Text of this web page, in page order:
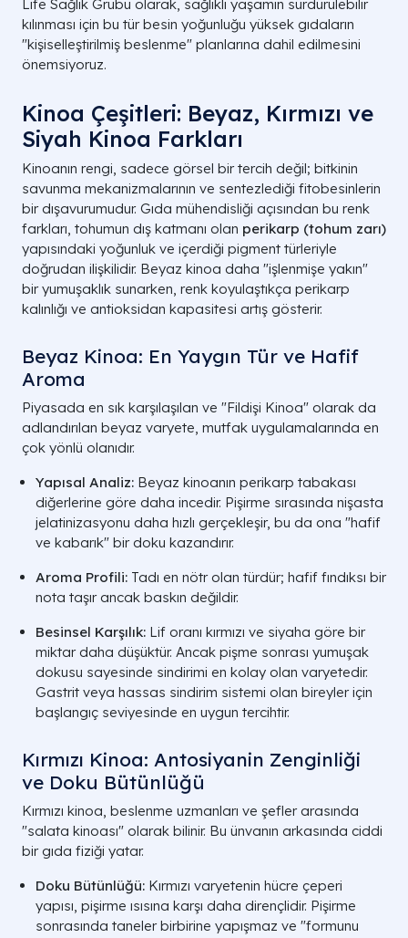
Besin Parametresi Değer (100g)
Enerji (Kalori) 120 kcal
Toplam Protein
Diyet Lifi 2.8 g
Manganez 0.6 mg
Life Sağlık Grubu olarak, sağlıklı yaşamın sürdürülebilir
kılınması için bu tür besin yoğunluğu yüksek gıdaların
"kişiselleştirilmiş beslenme" planlarına dahil edilmesini
önemsiyoruz.
Kinoa Çeşitleri: Beyaz, Kırmızı ve
Siyah Kinoa Farkları
Kinoanın rengi, sadece görsel bir tercih değil; bitkinin
savunma mekanizmalarının ve sentezlediği fitobesinlerin
bir dışavurumudur. Gıda mühendisliği açısından bu renk
farkları, tohumun dış katmanı olan perikarp (tohum zarı)
yapısındaki yoğunluk ve içerdiği pigment türleriyle
doğrudan ilişkilidir. Beyaz kinoa daha "işlenmişe yakın"
bir yumuşaklık sunarken, renk koyulaştıkça perikarp
kalınlığı ve antioksidan kapasitesi artış gösterir.
Beyaz Kinoa: En Yaygın Tür ve Hafif
Aroma
Piyasada en sık karşılaşılan ve "Fildişi Kinoa" olarak da
adlandırılan beyaz varyete, mutfak uygulamalarında en
çok yönlü olanıdır.
Yapısal Analiz: Beyaz kinoanın perikarp tabakası
diğerlerine göre daha incedir. Pişirme sırasında nişasta
jelatinizasyonu daha hızlı gerçekleşir, bu da ona "hafif
ve kabarık" bir doku kazandırır.
Aroma Profili: Tadı en nötr olan türdür; hafif fındıksı bir
nota taşır ancak baskın değildir.
Besinsel Karşılık: Lif oranı kırmızı ve siyaha göre bir
miktar daha düşüktür. Ancak pişme sonrası yumuşak
dokusu sayesinde sindirimi en kolay olan varyetedir.
Gastrit veya hassas sindirim sistemi olan bireyler için
başlangıç seviyesinde en uygun tercihtir.
Kırmızı Kinoa: Antosiyanin Zenginliği
ve Doku Bütünlüğü
Kırmızı kinoa, beslenme uzmanları ve şefler arasında
"salata kinoası" olarak bilinir. Bu ünvanın arkasında ciddi
bir gıda fiziği yatar.
Doku Bütünlüğü: Kırmızı varyetenin hücre çeperi
yapısı, pişirme ısısına karşı daha dirençlidir. Pişirme
sonrasında taneler birbirine yapışmaz ve "formunu